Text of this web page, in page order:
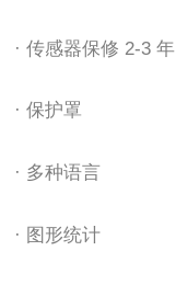
· 传感器保修 2-3 年
· 保护罩
· 多种语言
· 图形统计